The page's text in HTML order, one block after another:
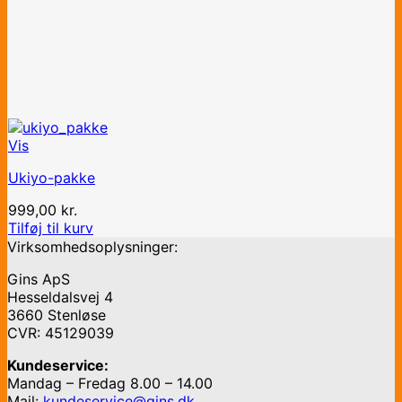
Vis
Ukiyo-pakke
999,00 kr.
Tilføj til kurv
Virksomhedsoplysninger:
Gins ApS
Hesseldalsvej 4
3660 Stenløse
CVR: 45129039
Kundeservice:
Mandag – Fredag 8.00 – 14.00